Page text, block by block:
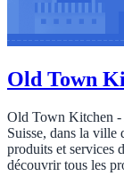
Old Town
Old Town Kitchen -
Suisse, dans la ville
produits et services
découvrir tous les